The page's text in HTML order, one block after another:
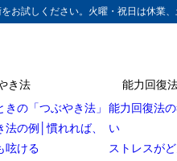
お試しください。火曜・祝日は休業
き法
きの「つぶやき法」
法の例│慣れれば、
呟ける
能力回復
能力回復法
い
ストレスが